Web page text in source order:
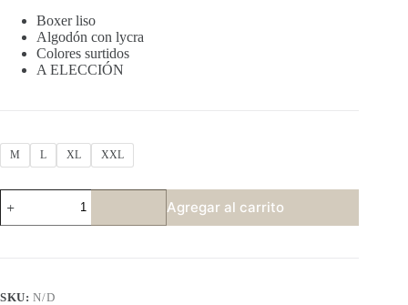
Boxer liso
Algodón con lycra
Colores surtidos
A ELECCIÓN
M L XL XXL
DUFUOR
12058
cantidad
Agregar al carrito
SKU:N/D